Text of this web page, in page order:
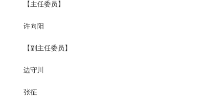
【主任委员】
许向阳
【副主任委员】
边守川
张征